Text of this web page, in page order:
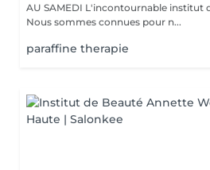
AU SAMEDI L'incontournable institut de beauté à Luxembourg.
Nous sommes connues pour n...
paraffine therapie